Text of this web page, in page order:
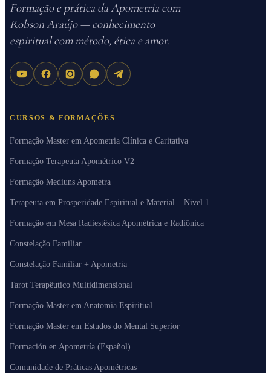
Formação e prática da Apometria com
Robson Araújo — conhecimento
espiritual com método, ética e amor.
CURSOS & FORMAÇÕES
Formação Master em Apometria Clínica e Caritativa
Formação Terapeuta Apométrico V2
Formação Mediuns Apometra
Terapeuta em Prosperidade Espiritual e Material – Nivel 1
Formação em Mesa Radiestêsica Apométrica e Radiônica
Constelação Familiar
Constelação Familiar + Apometria
Tarot Terapêutico Multidimensional
Formação Master em Anatomia Espiritual
Formação Master em Estudos do Mental Superior
Formación en Apometría (Español)
Comunidade de Práticas Apométricas